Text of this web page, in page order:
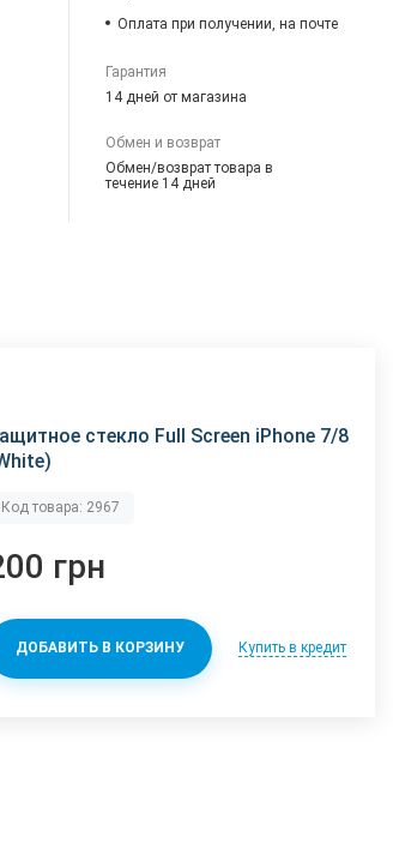
Оплата при получении, на почте
Гарантия
14 дней от магазина
Обмен и возврат
Обмен/возврат товара в
течение 14 дней
стекло Full Screen iPhone 7/8
Код товара: 2967
грн
ДОБАВИТЬ В КОРЗИНУ Купить в кредит